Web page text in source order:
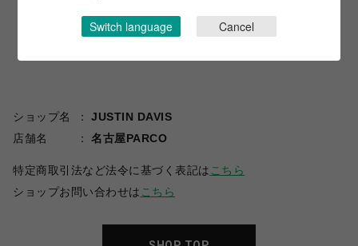
ショップ名
JUSTIN DAVIS
店舗名
名古屋PARCO
特定商取引法など法令に基づく表記は こちら
ショップお問い合わせは こちら
Switch language Cancel